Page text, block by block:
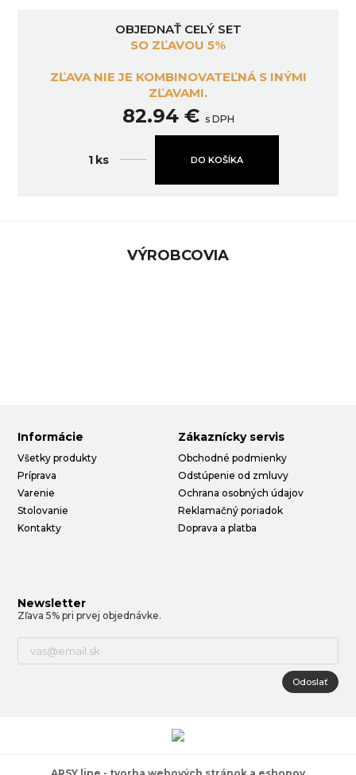
OBJEDNAŤ CELÝ SET
SO ZĽAVOU 5%
ZĽAVA NIE JE KOMBINOVATEĽNÁ S INÝMI
ZĽAVAMI.
82.94 € s DPH
ks DO KOŠÍKA
VÝROBCOVIA
Informácie
Všetky produkty
Príprava
Varenie
Stolovanie
Kontakty
Zákaznícky servis
Obchodné podmienky
Odstúpenie od zmluvy
Ochrana osobných údajov
Reklamačný poriadok
Doprava a platba
Newsletter
Zľava 5% pri prvej objednávke.
Odoslať